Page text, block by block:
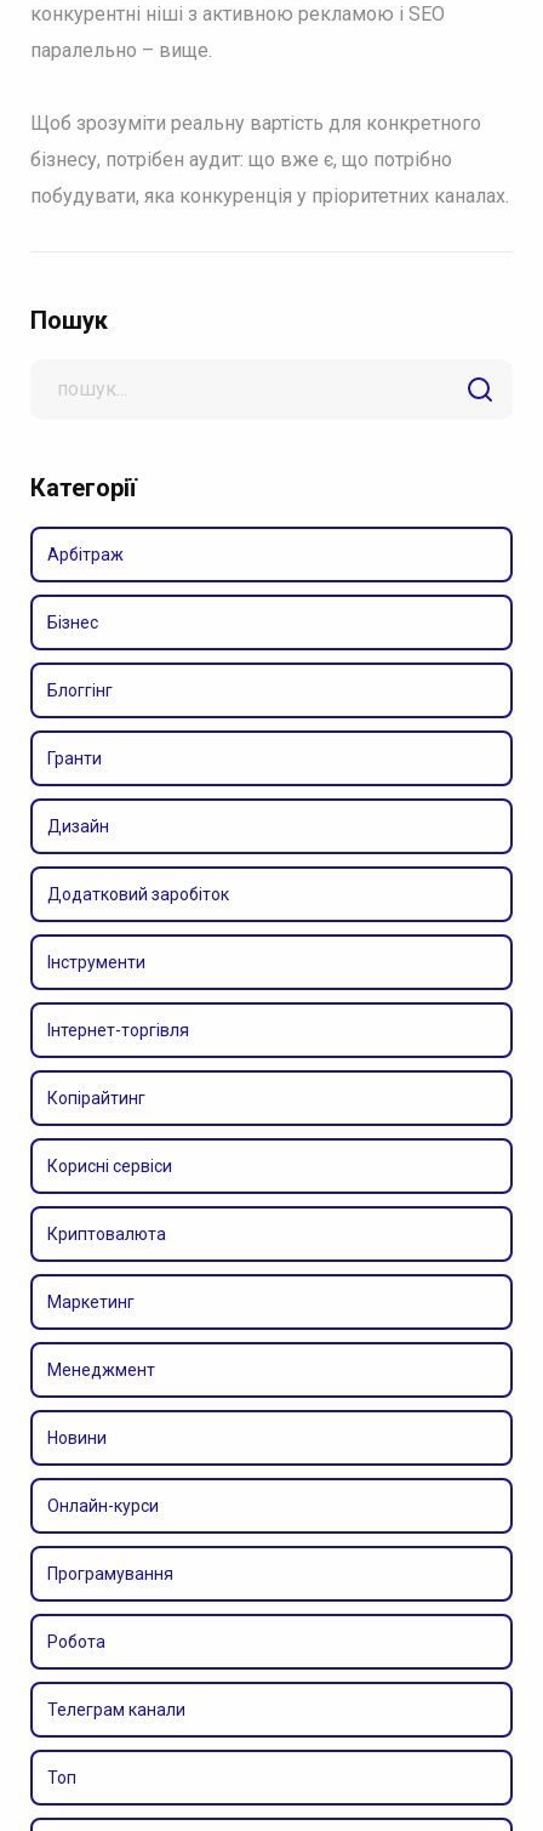
конкурентні ніші з активною рекламою і SEO
паралельно – вище.
Щоб зрозуміти реальну вартість для конкретного
бізнесу, потрібен аудит: що вже є, що потрібно
побудувати, яка конкуренція у пріоритетних каналах.
Пошук
Категорії
Арбітраж
Бізнес
Блоггінг
Гранти
Дизайн
Додатковий заробіток
Інструменти
Інтернет-торгівля
Копірайтинг
Корисні сервіси
Криптовалюта
Маркетинг
Менеджмент
Новини
Онлайн-курси
Програмування
Робота
Телеграм канали
Топ